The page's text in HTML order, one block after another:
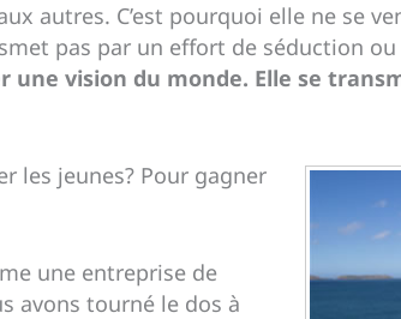
autres. C’est pourquoi elle ne se
pas par un effort de séduction
une vision du monde. Elle se
les jeunes? Pour gagner
une entreprise de
avons tourné le dos à